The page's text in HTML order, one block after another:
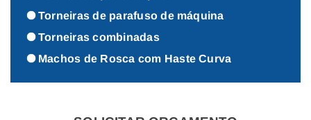
Torneiras de parafuso de máquina
Torneiras combinadas
Machos de Rosca com Haste Curva